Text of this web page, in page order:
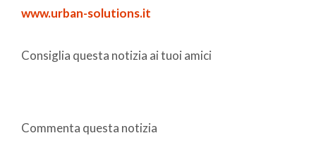
www.urban-solutions.it
Consiglia questa notizia ai tuoi amici
Commenta questa notizia